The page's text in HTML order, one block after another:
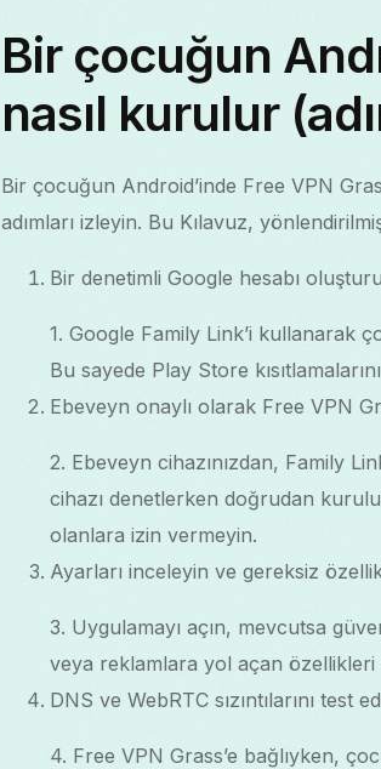
Bir çocuğun
nasıl kurulur
Bir çocuğun Android’inde Free VPN
adımları izleyin. Bu Kılavuz,
Bir denetimli Google hesabı
1. Google Family Link’i kullanarak
Bu sayede Play Store
Ebeveyn onaylı olarak Free VPN
2. Ebeveyn cihazınızdan, Family
cihazı denetlerken doğrudan
olanlara izin vermeyin.
Ayarları inceleyin ve gereksiz
3. Uygulamayı açın, mevcutsa
veya reklamlara yol açan özellikleri
DNS ve WebRTC sızıntılarını test
4. Free VPN Grass’e bağlıyken,